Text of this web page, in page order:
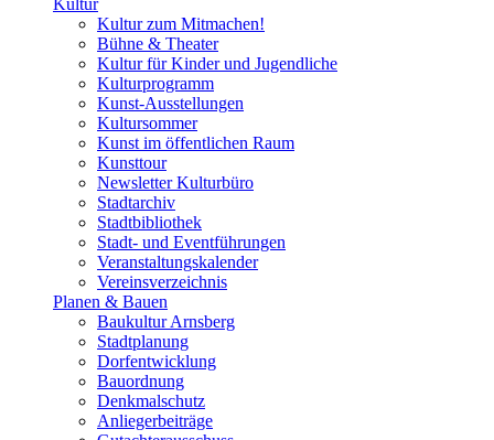
Kultur
Kultur zum Mitmachen!
Bühne & Theater
Kultur für Kinder und Jugendliche
Kulturprogramm
Kunst-Ausstellungen
Kultursommer
Kunst im öffentlichen Raum
Kunsttour
Newsletter Kulturbüro
Stadtarchiv
Stadtbibliothek
Stadt- und Eventführungen
Veranstaltungskalender
Vereinsverzeichnis
Planen & Bauen
Baukultur Arnsberg
Stadtplanung
Dorfentwicklung
Bauordnung
Denkmalschutz
Anliegerbeiträge